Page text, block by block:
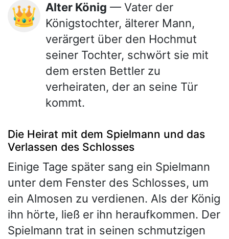
👑 Alter König — Vater der
Königstochter, älterer Mann,
verärgert über den Hochmut
seiner Tochter, schwört sie mit
dem ersten Bettler zu
verheiraten, der an seine Tür
kommt.
Die Heirat mit dem Spielmann und das
Verlassen des Schlosses
Einige Tage später sang ein Spielmann
unter dem Fenster des Schlosses, um
ein Almosen zu verdienen. Als der König
ihn hörte, ließ er ihn heraufkommen. Der
Spielmann trat in seinen schmutzigen